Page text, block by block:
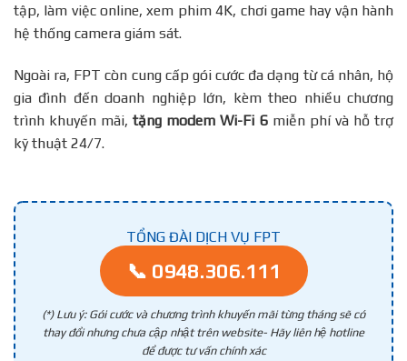
tập, làm việc online, xem phim 4K, chơi game hay vận hành
hệ thống camera giám sát.
Ngoài ra, FPT còn cung cấp gói cước đa dạng từ cá nhân, hộ
gia đình đến doanh nghiệp lớn, kèm theo nhiều chương
trình khuyến mãi, tặng modem Wi-Fi 6miễn phí và hỗ trợ
kỹ thuật 24/7.
TỔNG ĐÀI DỊCH VỤ FPT
📞 0948.306.111
(*) Lưu ý: Gói cước và chương trình khuyến mãi từng tháng sẽ có
thay đổi nhưng chưa cập nhật trên website- Hãy liên hệ hotline
để được tư vấn chính xác